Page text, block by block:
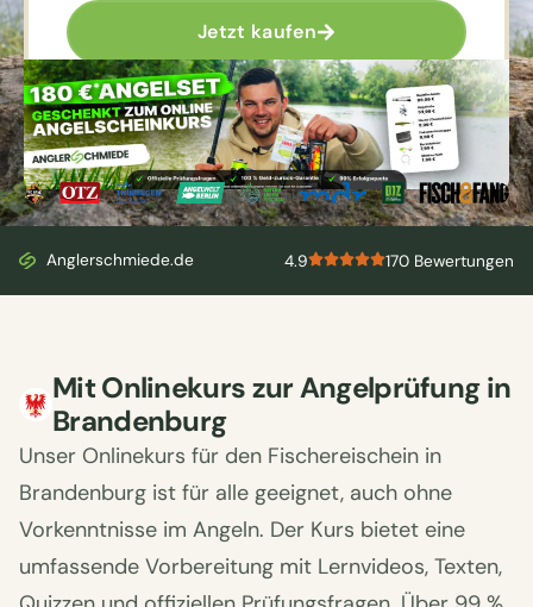
Jetzt kaufen
Bekannt aus
Anglerschmiede.de 4.9 170 Bewertungen
Mit Onlinekurs zur Angelprüfung in
Brandenburg
Unser Onlinekurs für den Fischereischein in
Brandenburg ist für alle geeignet, auch ohne
Vorkenntnisse im Angeln. Der Kurs bietet eine
umfassende Vorbereitung mit Lernvideos, Texten,